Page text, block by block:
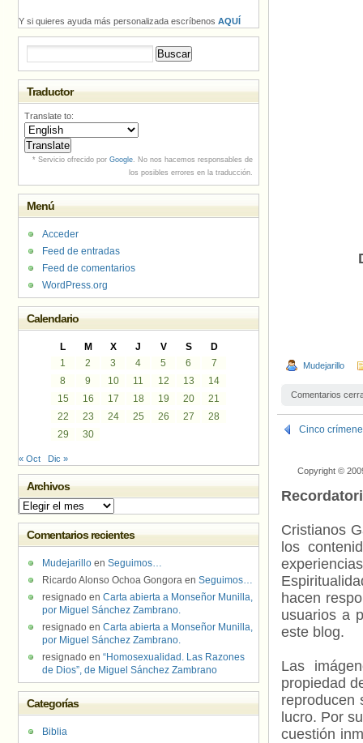
Mudejarillo
Comentarios
Cinco
Copyright ©
Cristianos
los
hacen
usuarios a
este blog.
Las
propiedad
reproducen
lucro. Por
cuestión
Y si quieres ayuda más personalizada escríbenos AQUÍ
Traductor
Translate to:
* Servicio ofrecido por Google. No nos hacemos responsables de
los posibles errores en la traducción.
Menú
Acceder
Feed de entradas
Feed de comentarios
WordPress.org
Calendario
L M X J V S
D
1
2 3 4 5 6
7
8
9 10 11 12 13
14
15
16 17 18 19 20
21
22
23 24 25 26 27
28
29
30
« Oct Dic »
Archivos
Archivos
Comentarios recientes
Mudejarillo en Seguimos…
Ricardo Alonso Ochoa Gongora en Seguimos…
resignado en Carta abierta a Monseñor Munilla,
por Miguel Sánchez Zambrano.
resignado en Carta abierta a Monseñor Munilla,
por Miguel Sánchez Zambrano.
resignado en “Homosexualidad. Las Razones
de Dios”, de Miguel Sánchez Zambrano
Categorías
Biblia